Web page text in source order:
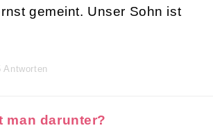
gemeint. Unser Sohn ist
Antworten
man darunter?